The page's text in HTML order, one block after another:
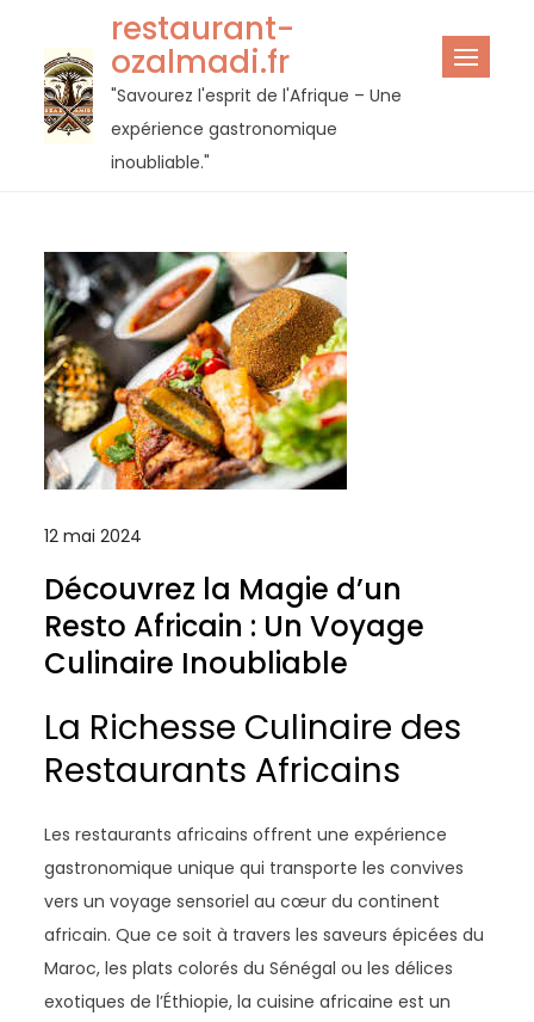
contenu
restaurant-
ozalmadi.fr
"Savourez l'esprit de l'Afrique – Une
expérience gastronomique
inoubliable."
12 mai 2024
Découvrez la Magie d’un
Resto Africain : Un Voyage
Culinaire Inoubliable
La Richesse Culinaire des
Restaurants Africains
Les restaurants africains offrent une expérience
gastronomique unique qui transporte les convives
vers un voyage sensoriel au cœur du continent
africain. Que ce soit à travers les saveurs épicées du
Maroc, les plats colorés du Sénégal ou les délices
exotiques de l’Éthiopie, la cuisine africaine est un